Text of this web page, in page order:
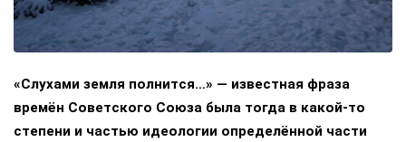
«Слухами земля полнится…» — известная фраза
времён Советского Союза была тогда в какой-то
степени и частью идеологии определённой части